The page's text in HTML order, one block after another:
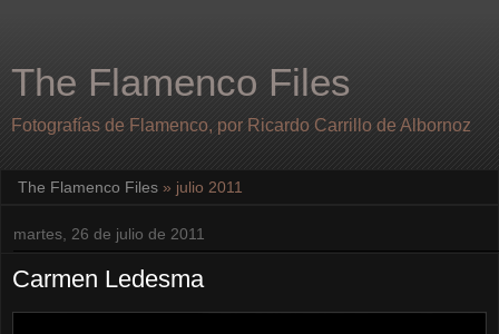
The Flamenco Files
Fotografías de Flamenco, por Ricardo Carrillo de Albornoz
The Flamenco Files » julio 2011
martes, 26 de julio de 2011
Carmen Ledesma